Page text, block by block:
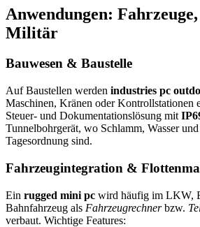
Anwendungen:
Militär
Bauwesen & Baustelle
Auf Baustellen werden industries pc
Maschinen, Kränen oder Kontrollstationen
Steuer- und Dokumentationslösung mit
Tunnelbohrgerät, wo Schlamm, Wasser
Tagesordnung sind.
Fahrzeugintegration &
Ein rugged mini pc wird häufig im LKW,
Bahnfahrzeug als Fahrzeugrechnerbzw.
verbaut. Wichtige Features: